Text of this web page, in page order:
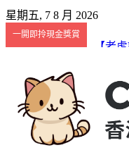
星期五, 7 8 月 2026
一開即拎現金獎賞
【老